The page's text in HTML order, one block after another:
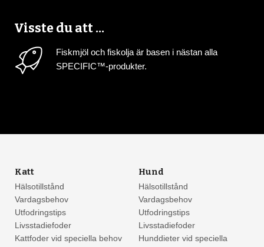
Visste du att ...
Fiskmjöl och fiskolja är basen i nästan alla
SPECIFIC™-produkter.
Katt
Hälsotillstånd
Vardagsbehov
Utfodringstips
Livsstadiefoder
Kattfoder vid speciella behov
Hund
Hälsotillstånd
Vardagsbehov
Utfodringstips
Livsstadiefoder
Hunddieter vid speciella